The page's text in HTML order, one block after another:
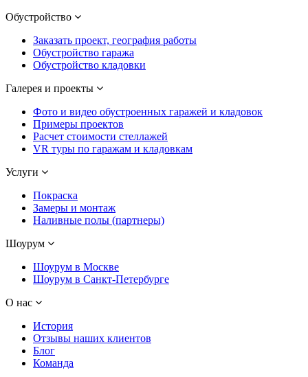
Обустройство
Заказать проект, география работы
Обустройство гаража
Обустройство кладовки
Галерея и проекты
Фото и видео обустроенных гаражей и кладовок
Примеры проектов
Расчет стоимости стеллажей
VR туры по гаражам и кладовкам
Услуги
Покраска
Замеры и монтаж
Наливные полы (партнеры)
Шоурум
Шоурум в Москве
Шоурум в Санкт-Петербурге
О нас
История
Отзывы наших клиентов
Блог
Команда